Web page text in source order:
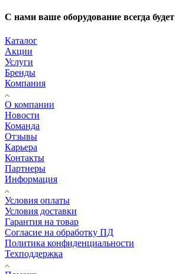
С нами ваше оборудование всегда
Каталог
Акции
Услуги
Бренды
Компания
О компании
Новости
Команда
Отзывы
Карьера
Контакты
Партнеры
Информация
Условия оплаты
Условия доставки
Гарантия на товар
Согласие на обработку ПД
Политика конфиденциальности
Техподдержка